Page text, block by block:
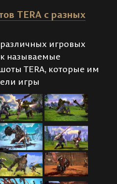
TERA с разных
игровых
называемые
TERA, которые им
игры